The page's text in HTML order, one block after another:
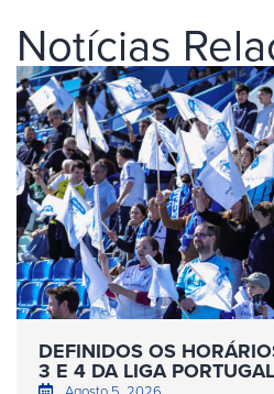
Notícias
DEFINIDOS OS
3 E 4 DA LIGA